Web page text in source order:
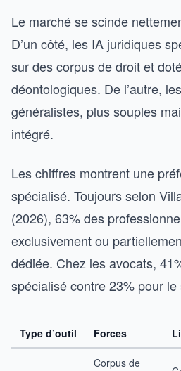
Le marché se scinde
D’un côté, les IA juridiques
sur des corpus de droit et
déontologiques. De l’autre,
généralistes, plus souples
intégré.
Les chiffres montrent une
spécialisé. Toujours selon
(2026), 63% des
exclusivement ou
dédiée. Chez les avocats,
spécialisé contre 23% pour
Type d’outil Forces
Corpus de